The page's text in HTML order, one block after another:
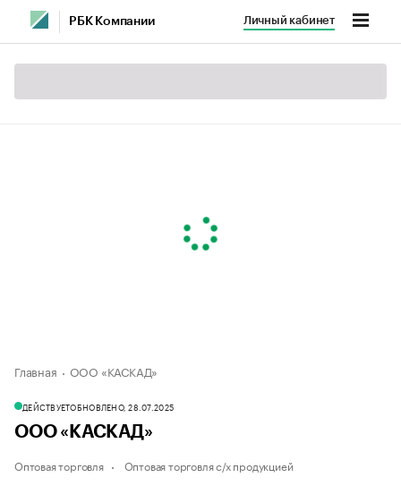
РБК Компании Личный кабинет
Главная ООО «КАСКАД»
ДЕЙСТВУЕТОБНОВЛЕНО, 28.07.2025
ООО «КАСКАД»
Оптовая торговля Оптовая торговля с/х продукцией